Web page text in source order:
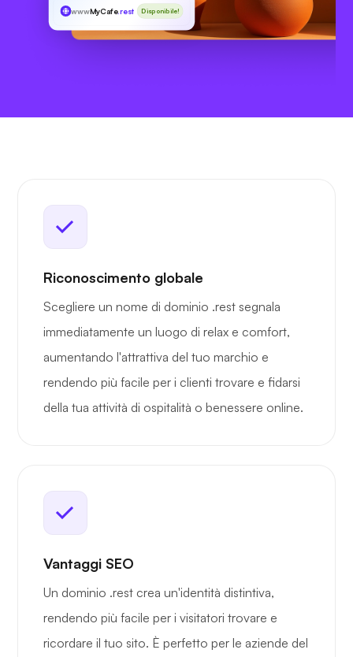
wwwMyCafe.rest Disponibile!
Riconoscimento globale
Scegliere un nome di dominio .rest segnala
immediatamente un luogo di relax e comfort,
aumentando l'attrattiva del tuo marchio e
rendendo più facile per i clienti trovare e fidarsi
della tua attività di ospitalità o benessere online.
Vantaggi SEO
Un dominio .rest crea un'identità distintiva,
rendendo più facile per i visitatori trovare e
ricordare il tuo sito. È perfetto per le aziende del